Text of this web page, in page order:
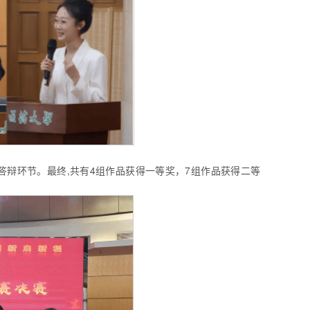
环节。最终,共有4组作品获得一等奖，7组作品获得二等